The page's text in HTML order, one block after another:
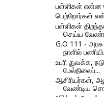
பள்ளிகள் என்ன
பெற்றோர்கள்
பள்ளிகள்
செய்ய
G.O 111 -
நாளில்
உபரி துவக்க,
மேல்நிலைப்...
ஆசிரியர்கள்,
வேண்டிய